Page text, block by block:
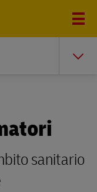
sanitario